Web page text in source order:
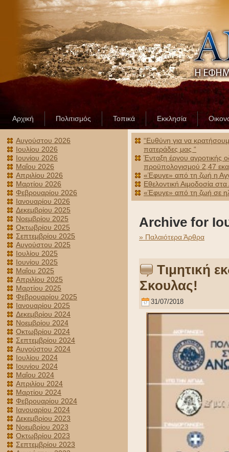
Αρχική Πολιτισμός Τοπικά Εκκλησία
Αυγούστου 2026
Ιουλίου 2026
Ιουνίου 2026
Μαΐου 2026
Απριλίου 2026
Μαρτίου 2026
Φεβρουαρίου 2026
Ιανουαρίου 2026
Δεκεμβρίου 2025
Νοεμβρίου 2025
Οκτωβρίου 2025
Σεπτεμβρίου 2025
Αυγούστου 2025
Ιουλίου 2025
Ιουνίου 2025
Μαΐου 2025
Απριλίου 2025
Μαρτίου 2025
Φεβρουαρίου 2025
Ιανουαρίου 2025
Δεκεμβρίου 2024
Νοεμβρίου 2024
Οκτωβρίου 2024
Σεπτεμβρίου 2024
Αυγούστου 2024
Ιουλίου 2024
Ιουνίου 2024
Μαΐου 2024
Απριλίου 2024
Μαρτίου 2024
Φεβρουαρίου 2024
Ιανουαρίου 2024
Δεκεμβρίου 2023
Νοεμβρίου 2023
Οκτωβρίου 2023
Σεπτεμβρίου 2023
“Ευθύνη για να
πατεράδες μας “
Ένταξη έργου αγροτικής
προϋπολογισμού 2,47
«Έφυγε» από τη ζωή η
Εθελοντική Αιμοδοσία
«Έφυγε» από τη ζωή σε
Archive for
» Παλαιότερα Άρθρα
Τιμητική
Σκουλας!
31/07/2018